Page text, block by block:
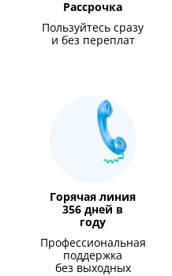
Рассрочка
Пользуйтесь сразу
и без переплат
Горячая линия
356 дней в
году
Профессиональная
поддержка
без выходных